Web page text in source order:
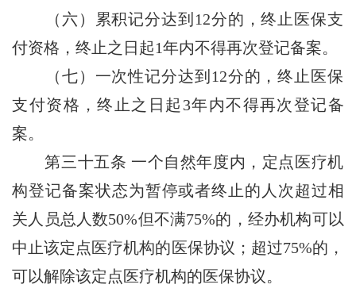
（六）累积记分达到12分的，终止医保支
付资格，终止之日起1年内不得再次登记备案。
（七）一次性记分达到12分的，终止医保
支付资格，终止之日起3年内不得再次登记备
案。
第三十五条 一个自然年度内，定点医疗机
构登记备案状态为暂停或者终止的人次超过相
关人员总人数50%但不满75%的，经办机构可以
中止该定点医疗机构的医保协议；超过75%的，
可以解除该定点医疗机构的医保协议。